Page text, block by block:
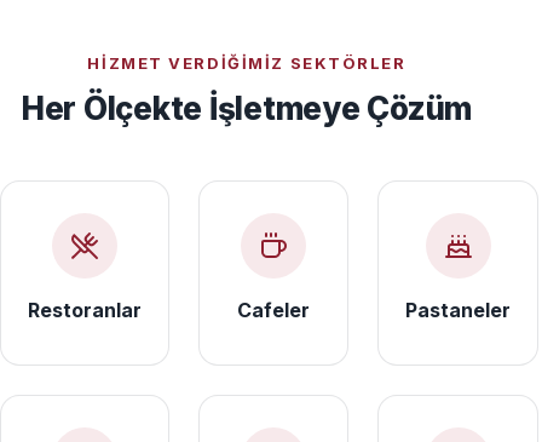
HIZMET VERDIĞIMIZ SEKTÖRLER
Her Ölçekte İşletmeye Çözüm
Restoranlar Cafeler Pastaneler